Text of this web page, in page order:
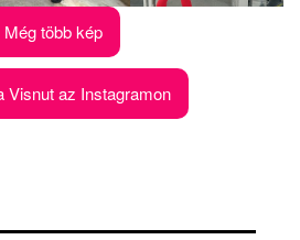
Még több kép
Visnut az Instagramon